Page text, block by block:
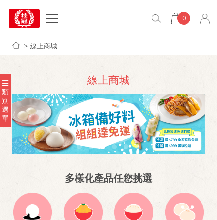
0
線上商城
類
別
選
單
線上商城
多樣化產品任您挑選